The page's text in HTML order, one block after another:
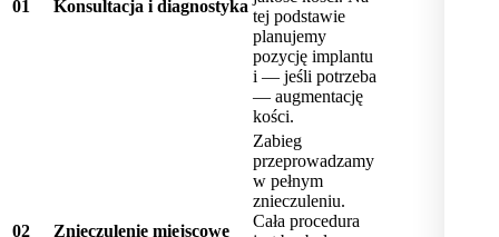
01 Konsultacja i diagnostyka
tej podstawie
planujemy
pozycję implantu
i — jeśli potrzeba
— augmentację
kości.
02 Znieczulenie miejscowe
Zabieg
przeprowadzamy
w pełnym
znieczuleniu.
Cała procedura